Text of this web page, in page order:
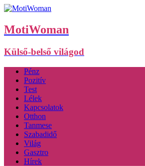
MotiWoman
Külső-belső világod
Pénz
Pozitív
Test
Lélek
Kapcsolatok
Otthon
Tanmese
Szabadidő
Világ
Gasztro
Hírek